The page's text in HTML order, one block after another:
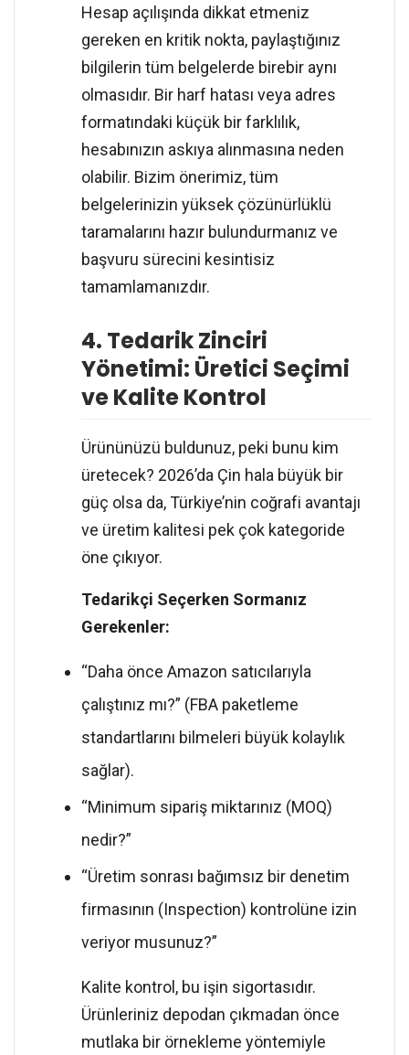
Hesap açılışında dikkat etmeniz
gereken en kritik nokta, paylaştığınız
bilgilerin tüm belgelerde birebir aynı
olmasıdır. Bir harf hatası veya adres
formatındaki küçük bir farklılık,
hesabınızın askıya alınmasına neden
olabilir. Bizim önerimiz, tüm
belgelerinizin yüksek çözünürlüklü
taramalarını hazır bulundurmanız ve
başvuru sürecini kesintisiz
tamamlamanızdır.
4. Tedarik Zinciri
Yönetimi: Üretici Seçimi
ve Kalite Kontrol
Ürününüzü buldunuz, peki bunu kim
üretecek? 2026’da Çin hala büyük bir
güç olsa da, Türkiye’nin coğrafi avantajı
ve üretim kalitesi pek çok kategoride
öne çıkıyor.
Tedarikçi Seçerken Sormanız
Gerekenler:
“Daha önce Amazon satıcılarıyla
çalıştınız mı?” (FBA paketleme
standartlarını bilmeleri büyük kolaylık
sağlar).
“Minimum sipariş miktarınız (MOQ)
nedir?”
“Üretim sonrası bağımsız bir denetim
firmasının (Inspection) kontrolüne izin
veriyor musunuz?”
Kalite kontrol, bu işin sigortasıdır.
Ürünleriniz depodan çıkmadan önce
mutlaka bir örnekleme yöntemiyle